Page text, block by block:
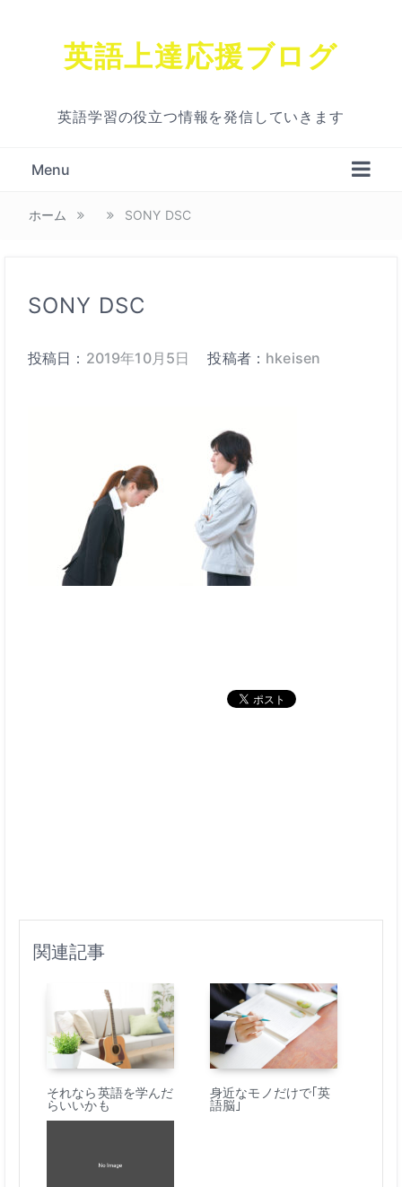
英語上達応援ブログ
英語学習の役立つ情報を発信していきます
Menu
ホーム SONY DSC
SONY DSC
投稿日： 2019年10月5日 投稿者： hkeisen
関連記事
それなら英語を学んだ
らいいかも
身近なモノだけで｢英
語脳｣